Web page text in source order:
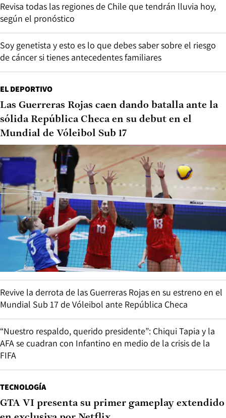
Revisa todas las regiones de Chile que tendrán lluvia hoy,
según el pronóstico
Soy genetista y esto es lo que debes saber sobre el riesgo
de cáncer si tienes antecedentes familiares
EL DEPORTIVO
Las Guerreras Rojas caen dando batalla ante la
sólida República Checa en su debut en el
Mundial de Vóleibol Sub 17
Revive la derrota de las Guerreras Rojas en su estreno en el
Mundial Sub 17 de Vóleibol ante República Checa
“Nuestro respaldo, querido presidente”: Chiqui Tapia y la
AFA se cuadran con Infantino en medio de la crisis de la
FIFA
TECNOLOGÍA
GTA VI presenta su primer gameplay extendido